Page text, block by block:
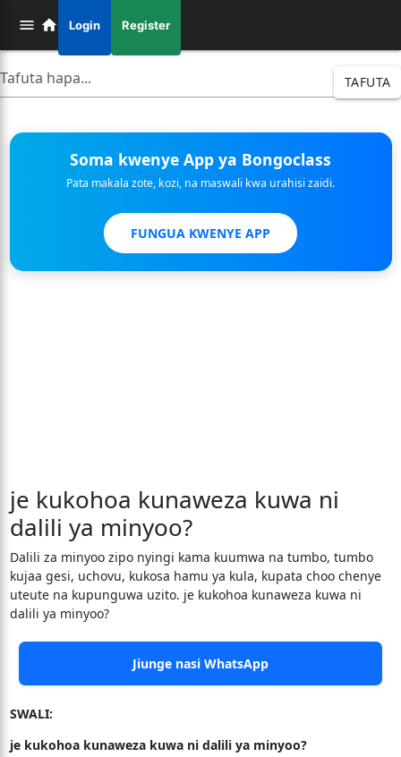
Login Register
TAFUTA
Soma kwenye App ya Bongoclass
Pata makala zote, kozi, na maswali kwa urahisi zaidi.
FUNGUA KWENYE APP
je kukohoa kunaweza kuwa ni
dalili ya minyoo?
Dalili za minyoo zipo nyingi kama kuumwa na tumbo, tumbo
kujaa gesi, uchovu, kukosa hamu ya kula, kupata choo chenye
uteute na kupunguwa uzito. je kukohoa kunaweza kuwa ni
dalili ya minyoo?
Jiunge nasi WhatsApp
SWALI:
je kukohoa kunaweza kuwa ni dalili ya minyoo?